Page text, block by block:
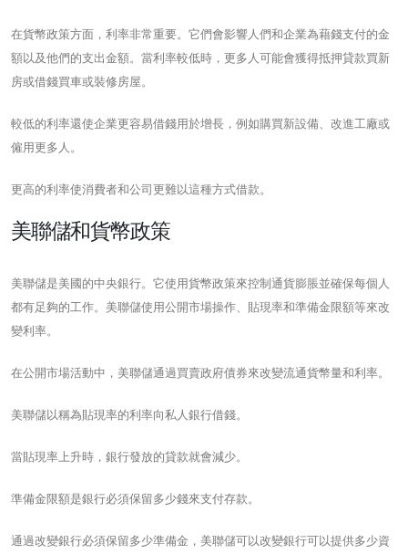
在貨幣政策方面，利率非常重要。它們會影響人們和企業為藉錢支付的金
額以及他們的支出金額。當利率較低時，更多人可能會獲得抵押貸款買新
房或借錢買車或裝修房屋。
較低的利率還使企業更容易借錢用於增長，例如購買新設備、改進工廠或
僱用更多人。
更高的利率使消費者和公司更難以這種方式借款。
美聯儲和貨幣政策
美聯儲是美國的中央銀行。它使用貨幣政策來控制通貨膨脹並確保每個人
都有足夠的工作。美聯儲使用公開市場操作、貼現率和準備金限額等來改
變利率。
在公開市場活動中，美聯儲通過買賣政府債券來改變流通貨幣量和利率。
美聯儲以稱為貼現率的利率向私人銀行借錢。
當貼現率上升時，銀行發放的貸款就會減少。
準備金限額是銀行必須保留多少錢來支付存款。
通過改變銀行必須保留多少準備金，美聯儲可以改變銀行可以提供多少資